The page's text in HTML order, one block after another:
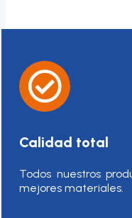
Calidad total
Todos nuestros
mejores materiales.